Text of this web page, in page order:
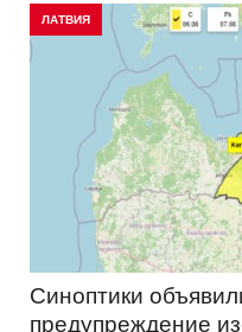
ЛАТВИЯ
Синоптики
предупреждение